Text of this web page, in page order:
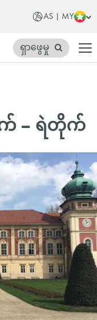
AS | MY
ရှာဖွေမှု
က် – ရဲတိုက်